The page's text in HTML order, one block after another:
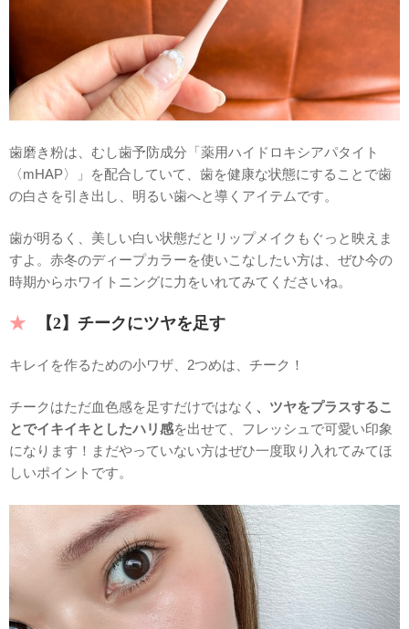
歯磨き粉は、むし歯予防成分「薬用ハイドロキシアパタイト
〈mHAP〉」を配合していて、歯を健康な状態にすることで歯
の白さを引き出し、明るい歯へと導くアイテムです。
歯が明るく、美しい白い状態だとリップメイクもぐっと映えま
すよ。赤冬のディープカラーを使いこなしたい方は、ぜひ今の
時期からホワイトニングに力をいれてみてくださいね。
【2】チークにツヤを足す
キレイを作るための小ワザ、2つめは、チーク！
チークはただ血色感を足すだけではなく 、ツヤをプラスするこ
とでイキイキとしたハリ感を出せて、フレッシュで可愛い印象
になります！まだやっていない方はぜひ一度取り入れてみてほ
しいポイントです。